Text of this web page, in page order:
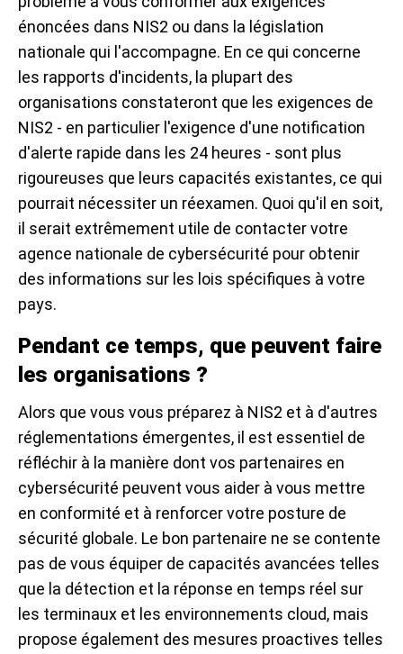
énoncées dans NIS2 ou dans la législation
nationale qui l'accompagne. En ce qui concerne
les rapports d'incidents, la plupart des
organisations constateront que les exigences de
NIS2 - en particulier l'exigence d'une notification
d'alerte rapide dans les 24 heures - sont plus
rigoureuses que leurs capacités existantes, ce qui
pourrait nécessiter un réexamen. Quoi qu'il en soit,
il serait extrêmement utile de contacter votre
agence nationale de cybersécurité pour obtenir
des informations sur les lois spécifiques à votre
pays.
Pendant ce temps, que peuvent faire
les organisations ?
Alors que vous vous préparez à NIS2 et à d'autres
réglementations émergentes, il est essentiel de
réfléchir à la manière dont vos partenaires en
cybersécurité peuvent vous aider à vous mettre
en conformité et à renforcer votre posture de
sécurité globale. Le bon partenaire ne se contente
pas de vous équiper de capacités avancées telles
que la détection et la réponse en temps réel sur
les terminaux et les environnements cloud, mais
propose également des mesures proactives telles